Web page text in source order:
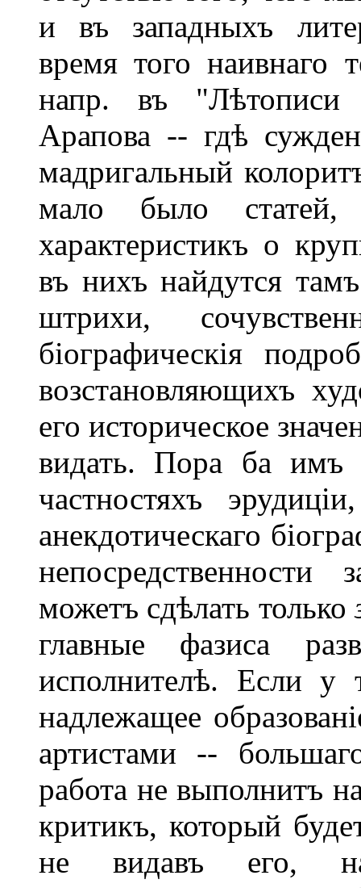
и въ западныхъ
время того наивнаго
напр. въ "Лѣтописи
Арапова -- гдѣ
мадригальный
мало было статей,
характеристикъ о
въ нихъ найдутся
штрихи,
біографическія
возстановляющихъ
его историческое
видать. Пора ба имъ
частностяхъ
анекдотическаго
непосредственности
можетъ сдѣлать только
главные фазиса
исполнителѣ. Если у
надлежащее
артистами --
работа не выполнитъ
критикъ, который
не видавъ его, на